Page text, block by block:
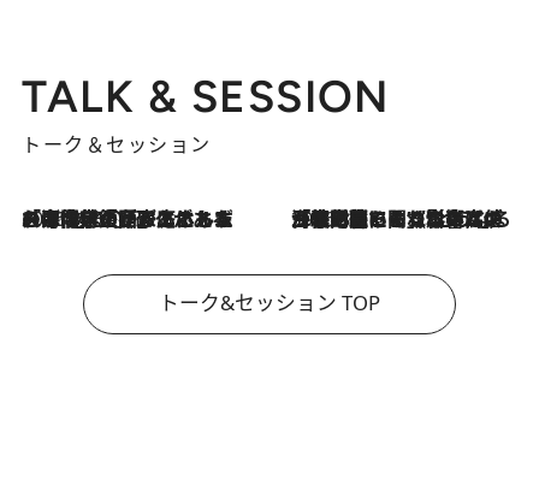
TALK & SESSION
トーク＆セッション
2026.8.3
「今後値上げがあるとすれば…」「リスクがあるのは今年の冬」エネルギー専門家が語る、ホルムズ海峡封鎖が家庭にもたらす“ある心配” 2026.8.3
「住宅建てられない…」「サーチャージ料の高値が続いている」ホルムズ海峡封鎖による影響はいつまで続く？《エネルギー専門家に聞く“どうなる日本の暮らし”》
トーク&セッション TOP